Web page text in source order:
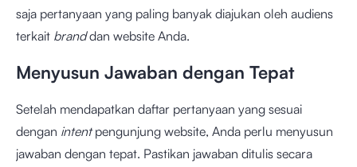
saja pertanyaan yang paling banyak diajukan oleh audiens
terkait branddan website Anda.
Menyusun Jawaban dengan Tepat
Setelah mendapatkan daftar pertanyaan yang sesuai
dengan intentpengunjung website, Anda perlu menyusun
jawaban dengan tepat. Pastikan jawaban ditulis secara